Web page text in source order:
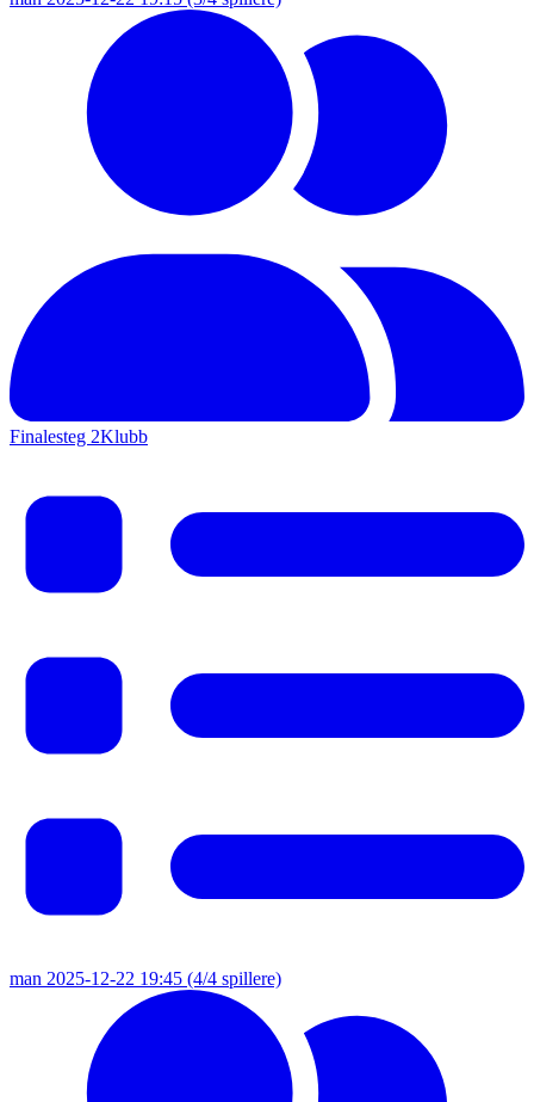
Finalesteg 2Klubb
man 2025-12-22 19:45 (4/4 spillere)